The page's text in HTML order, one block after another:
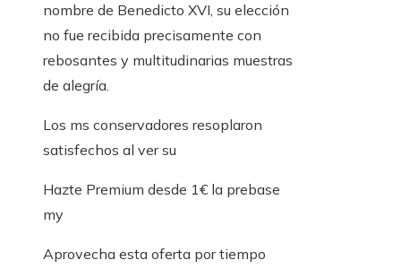
nombre de Benedicto XVI, su elección
no fue recibida precisamente con
rebosantes y multitudinarias muestras
de alegría.
Los ms conservadores resoplaron
satisfechos al ver su
Hazte Premium desde 1€ la prebase
my
Aprovecha esta oferta por tiempo